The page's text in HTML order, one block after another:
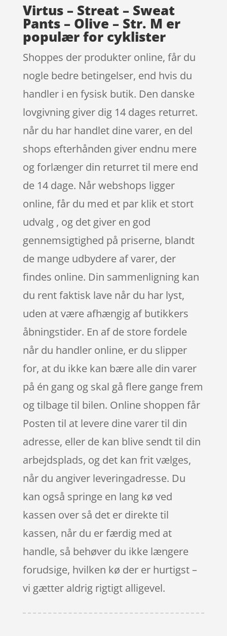
Virtus – Streat – Sweat
Pants – Olive – Str. M er
populær for cyklister
Shoppes der produkter online, får du
nogle bedre betingelser, end hvis du
handler i en fysisk butik. Den danske
lovgivning giver dig 14 dages returret.
når du har handlet dine varer, en del
shops efterhånden giver endnu mere
og forlænger din returret til mere end
de 14 dage. Når webshops ligger
online, får du med et par klik et stort
udvalg , og det giver en god
gennemsigtighed på priserne, blandt
de mange udbydere af varer, der
findes online. Din sammenligning kan
du rent faktisk lave når du har lyst,
uden at være afhængig af butikkers
åbningstider. En af de store fordele
når du handler online, er du slipper
for, at du ikke kan bære alle din varer
på én gang og skal gå flere gange frem
og tilbage til bilen. Online shoppen får
Posten til at levere dine varer til din
adresse, eller de kan blive sendt til din
arbejdsplads, og det kan frit vælges,
når du angiver leveringadresse. Du
kan også springe en lang kø ved
kassen over så det er direkte til
kassen, når du er færdig med at
handle, så behøver du ikke længere
forudsige, hvilken kø der er hurtigst –
vi gætter aldrig rigtigt alligevel.